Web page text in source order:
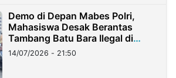
Demo di Depan Mabes Polri,
Mahasiswa Desak Berantas
Tambang Batu Bara Ilegal di
Lampung
14/07/2026 - 21:50